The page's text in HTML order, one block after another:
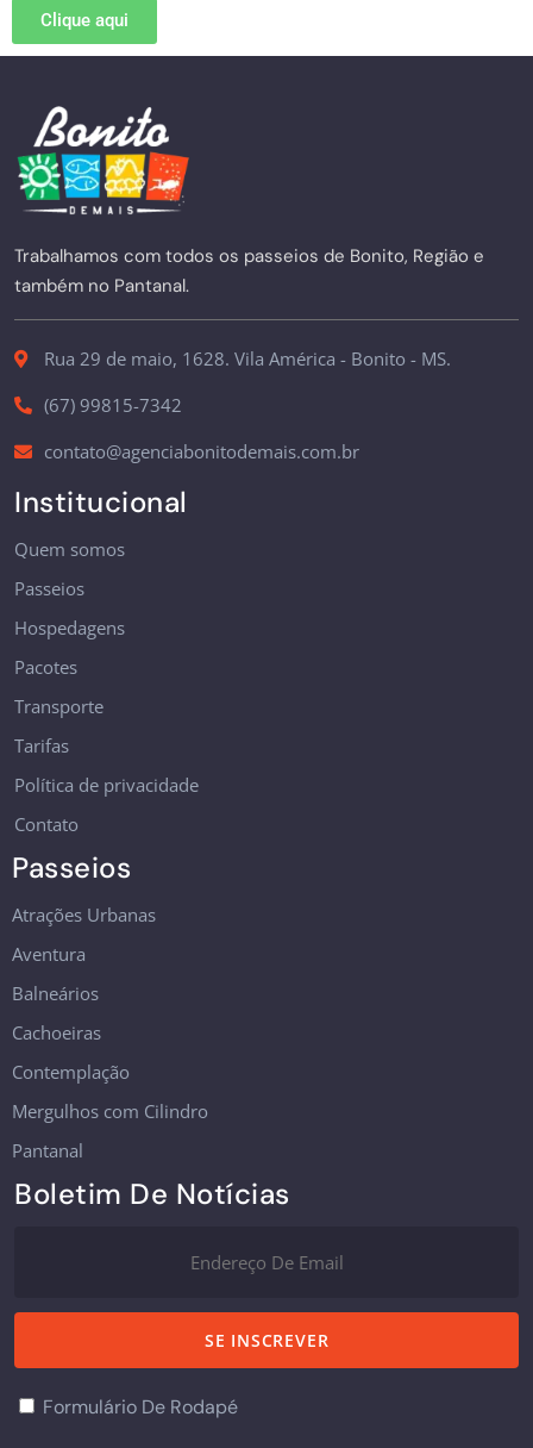
Clique aqui
Trabalhamos com todos os passeios de Bonito, Região e
também no Pantanal.
Rua 29 de maio, 1628. Vila América - Bonito - MS.
(67) 99815-7342
contato@agenciabonitodemais.com.br
Institucional
Quem somos
Passeios
Hospedagens
Pacotes
Transporte
Tarifas
Política de privacidade
Contato
Passeios
Atrações Urbanas
Aventura
Balneários
Cachoeiras
Contemplação
Mergulhos com Cilindro
Pantanal
Boletim De Notícias
Formulário De Rodapé